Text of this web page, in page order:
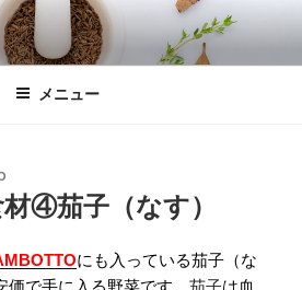
メニュー
④茄子（なす）
にも入っている茄子（な